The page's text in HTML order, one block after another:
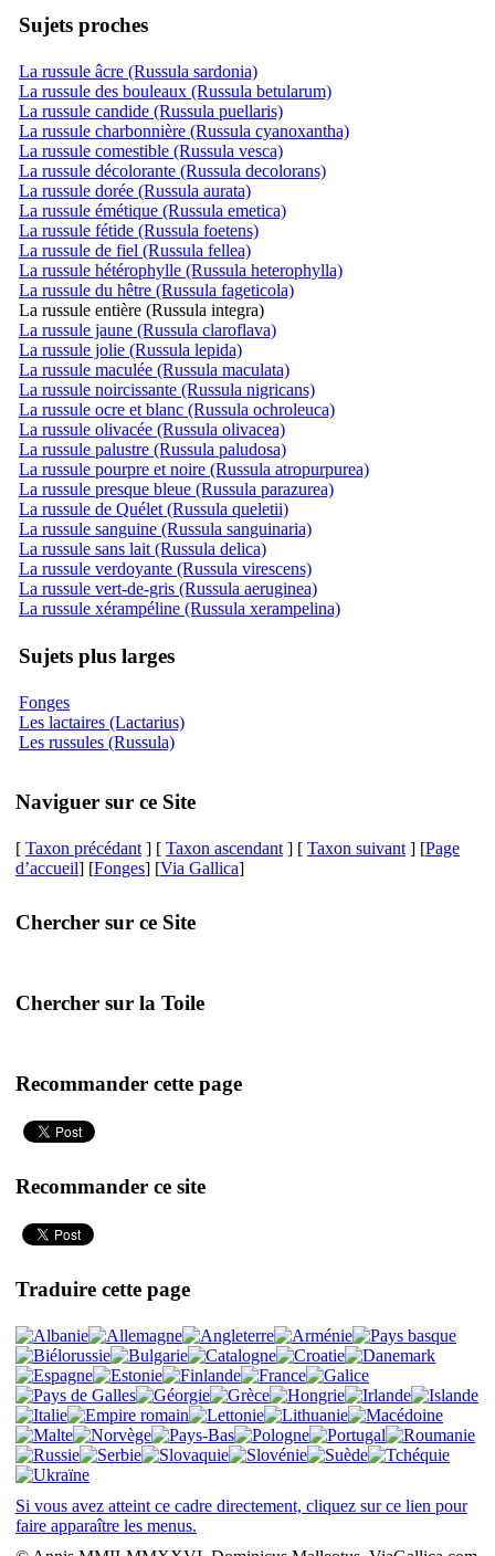
Sujets proches
La russule âcre (Russula sardonia)
La russule des bouleaux (Russula betularum)
La russule candide (Russula puellaris)
La russule charbonnière (Russula cyanoxantha)
La russule comestible (Russula vesca)
La russule décolorante (Russula decolorans)
La russule dorée (Russula aurata)
La russule émétique (Russula emetica)
La russule fétide (Russula foetens)
La russule de fiel (Russula fellea)
La russule hétérophylle (Russula heterophylla)
La russule du hêtre (Russula fageticola)
La russule entière (Russula integra)
La russule jaune (Russula claroflava)
La russule jolie (Russula lepida)
La russule maculée (Russula maculata)
La russule noircissante (Russula nigricans)
La russule ocre et blanc (Russula ochroleuca)
La russule olivacée (Russula olivacea)
La russule palustre (Russula paludosa)
La russule pourpre et noire (Russula atropurpurea)
La russule presque bleue (Russula parazurea)
La russule de Quélet (Russula queletii)
La russule sanguine (Russula sanguinaria)
La russule sans lait (Russula delica)
La russule verdoyante (Russula virescens)
La russule vert-de-gris (Russula aeruginea)
La russule xérampéline (Russula xerampelina)
Sujets plus larges
Fonges
Les lactaires (Lactarius)
Les russules (Russula)
Naviguer sur ce Site
[ Taxon précédant ] [ Taxon ascendant ] [ Taxon suivant ] [Page
d’accueil] [Fonges] [Via Gallica]
Chercher sur ce Site
Chercher sur la Toile
Recommander cette page
Recommander ce site
Traduire cette page
Si vous avez atteint ce cadre directement, cliquez sur ce lien pour
faire apparaître les menus.